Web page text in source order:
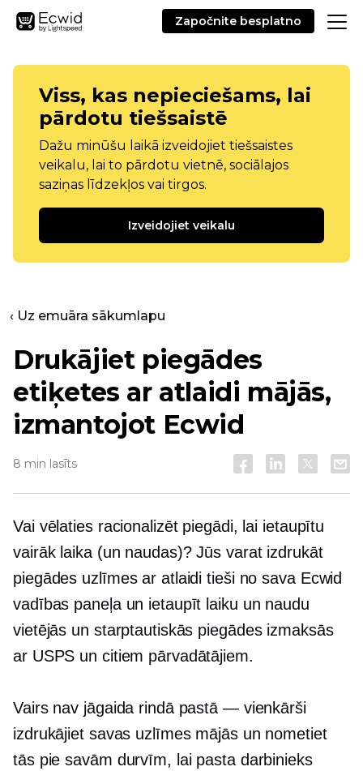
Započnite besplatno
Viss, kas nepieciešams, lai
pārdotu tiešsaistē
Dažu minūšu laikā izveidojiet tiešsaistes
veikalu, lai to pārdotu vietnē, sociālajos
saziņas līdzekļos vai tirgos.
Izveidojiet veikalu
‹ Uz emuāra sākumlapu
Drukājiet piegādes
etiķetes ar atlaidi mājās,
izmantojot Ecwid
8 min lasīts
Vai vēlaties racionalizēt piegādi, lai ietaupītu
vairāk laika (un naudas)? Jūs varat izdrukāt
piegādes uzlīmes ar atlaidi tieši no sava Ecwid
vadības paneļa un ietaupīt laiku un naudu
vietējās un starptautiskās piegādes izmaksās
ar USPS un citiem pārvadātājiem.
Vairs nav jāgaida rindā pastā — vienkārši
izdrukājiet savas uzlīmes mājās un nometiet
tās pie savām durvīm, lai pasta darbinieks